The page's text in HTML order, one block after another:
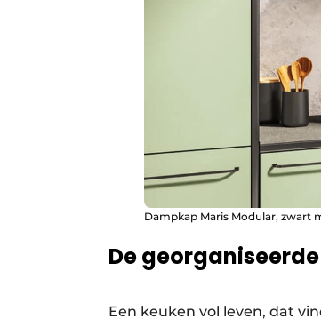
Dampkap Maris Modular, zwart
De
Een keuken vol leven, dat